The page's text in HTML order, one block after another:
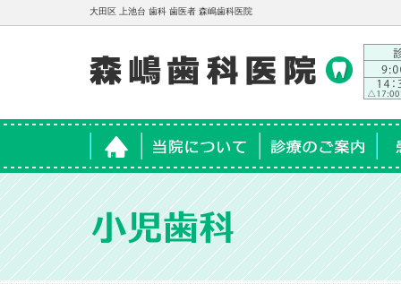
大田区 上池台 歯科 歯医者 森嶋歯科医院
ホーム 当院について 診療のご案内 患